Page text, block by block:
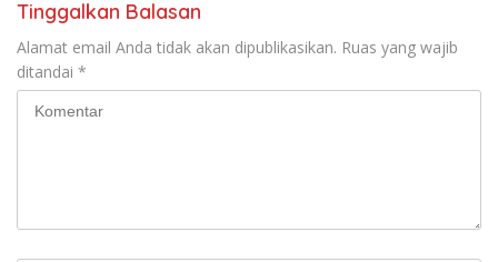
Tinggalkan Balasan
Alamat email Anda tidak akan dipublikasikan. Ruas yang wajib
ditandai *